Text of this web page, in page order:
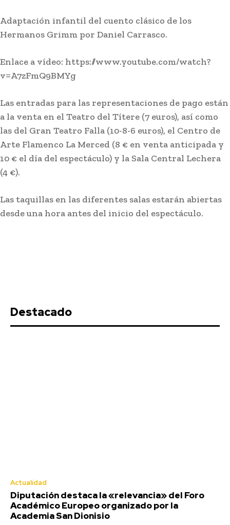
Adaptación infantil del cuento clásico de los
Hermanos Grimm por Daniel Carrasco.
Enlace a vídeo: https://www.youtube.com/watch?
v=A7zFmQ9BMYg
Las entradas para las representaciones de pago están
a la venta en el Teatro del Títere (7 euros), así como
las del Gran Teatro Falla (10-8-6 euros), el Centro de
Arte Flamenco La Merced (8 € en venta anticipada y
10 € el día del espectáculo) y la Sala Central Lechera
(4 €).
Las taquillas en las diferentes salas estarán abiertas
desde una hora antes del inicio del espectáculo.
Destacado
Actualidad
Diputación destaca la «relevancia» del Foro
Académico Europeo organizado por la
Academia San Dionisio